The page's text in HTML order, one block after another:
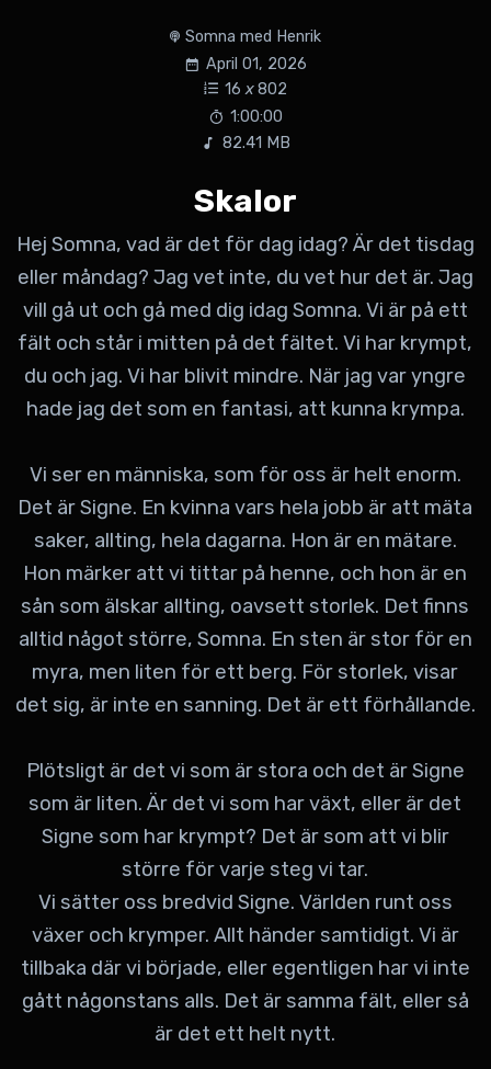
Somna med Henrik
April 01, 2026
16 x802
1:00:00
82.41 MB
Skalor
Hej Somna, vad är det för dag idag? Är det tisdag
eller måndag? Jag vet inte, du vet hur det är. Jag
vill gå ut och gå med dig idag Somna. Vi är på ett
fält och står i mitten på det fältet. Vi har krympt,
du och jag. Vi har blivit mindre. När jag var yngre
hade jag det som en fantasi, att kunna krympa.
Vi ser en människa, som för oss är helt enorm.
Det är Signe. En kvinna vars hela jobb är att mäta
saker, allting, hela dagarna. Hon är en mätare.
Hon märker att vi tittar på henne, och hon är en
sån som älskar allting, oavsett storlek. Det finns
alltid något större, Somna. En sten är stor för en
myra, men liten för ett berg. För storlek, visar
det sig, är inte en sanning. Det är ett förhållande.
Plötsligt är det vi som är stora och det är Signe
som är liten. Är det vi som har växt, eller är det
Signe som har krympt? Det är som att vi blir
större för varje steg vi tar.
Vi sätter oss bredvid Signe. Världen runt oss
växer och krymper. Allt händer samtidigt. Vi är
tillbaka där vi började, eller egentligen har vi inte
gått någonstans alls. Det är samma fält, eller så
är det ett helt nytt.